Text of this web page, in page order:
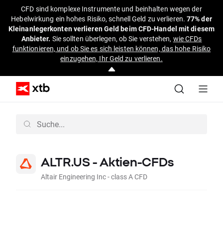
CFD sind komplexe Instrumente und beinhalten wegen der
Hebelwirkung ein hohes Risiko, schnell Geld zu verlieren.77% der
Kleinanlegerkonten verlieren Geld beim CFD-Handel mit diesem
Anbieter. Sie sollten überlegen, ob Sie verstehen, wie CFDs
funktionieren, und ob Sie es sich leisten können, das hohe Risiko
einzugehen, Ihr Geld zu verlieren.
ALTR.US - Aktien-CFDs
Altair Engineering Inc - class A CFD